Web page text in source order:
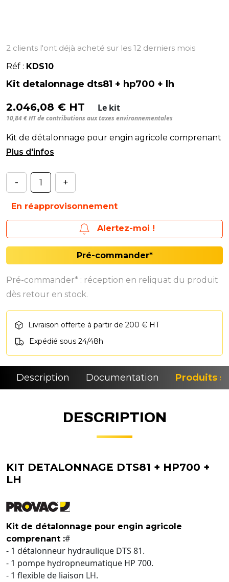
2 clients l'ont déjà acheté sur les 12 derniers mois
Réf : KDS10
Kit detalonnage dts81 + hp700 + lh
2.046,08 € HT Le kit
10,84 € HT de contributions aux taxes environnementales
Kit de détalonnage pour engin agricole comprenant
:# - 1 détalonneur hydraulique DTS 81.
- +
En réapprovisonnement
Alertez-moi !
Pré-commander*
Pré-commander* : réception en reliquat du produit
dès retour en stock.
Livraison offerte à partir de 200 € HT
Expédié sous 24/48h
Description Documentation Produits
DESCRIPTION
KIT DETALONNAGE DTS81 + HP700 +
LH
Kit de détalonnage pour engin agricole
comprenant :#
- 1 détalonneur hydraulique DTS 81.
- 1 pompe hydropneumatique HP 700.
- 1 flexible de liaison LH.